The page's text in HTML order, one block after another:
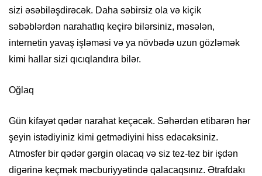
sizi əsəbiləşdirəcək. Daha səbirsiz ola və kiçik
səbəblərdən narahatlıq keçirə bilərsiniz, məsələn,
internetin yavaş işləməsi və ya növbədə uzun gözləmək
kimi hallar sizi qıcıqlandıra bilər.
Oğlaq
Gün kifayət qədər narahat keçəcək. Səhərdən etibarən hər
şeyin istədiyiniz kimi getmədiyini hiss edəcəksiniz.
Atmosfer bir qədər gərgin olacaq və siz tez-tez bir işdən
digərinə keçmək məcburiyyətində qalacaqsınız. Ətrafdakı